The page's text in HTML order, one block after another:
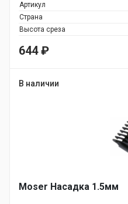
Артикул
Страна
Высота среза
644₽
В наличии
Moser Насадка 1.5мм